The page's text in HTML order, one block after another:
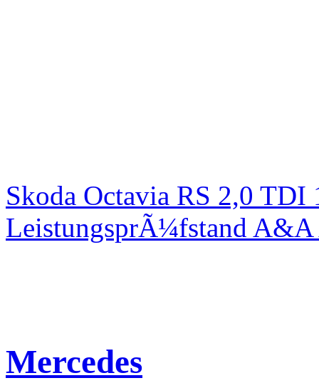
Skoda Octavia RS 2,0
LeistungsprÃ¼fstand
Mercedes